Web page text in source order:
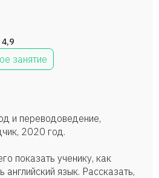
4,9
занятие
и переводоведение,
2020 год.
показать ученику, как
английский язык. Рассказать,